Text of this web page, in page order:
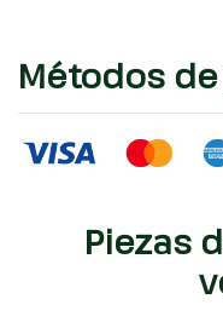
Métodos
Piezas